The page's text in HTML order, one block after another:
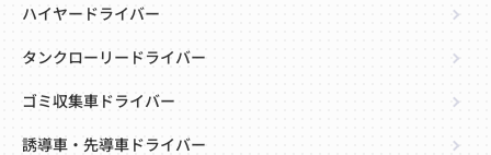
ハイヤードライバー
タンクローリードライバー
ゴミ収集車ドライバー
誘導車・先導車ドライバー